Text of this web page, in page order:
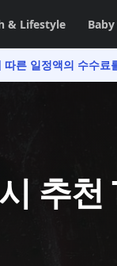
& Lifestyle
따른 일정액의 수수료
추천